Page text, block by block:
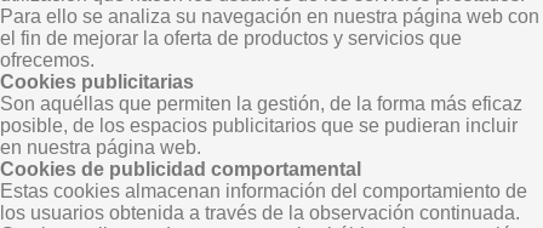
Para ello se analiza su navegación en nuestra página web con
el fin de mejorar la oferta de productos y servicios que
ofrecemos.
Cookies publicitarias
Son aquéllas que permiten la gestión, de la forma más eficaz
posible, de los espacios publicitarios que se pudieran incluir
en nuestra página web.
Cookies de publicidad comportamental
Estas cookies almacenan información del comportamiento de
los usuarios obtenida a través de la observación continuada.